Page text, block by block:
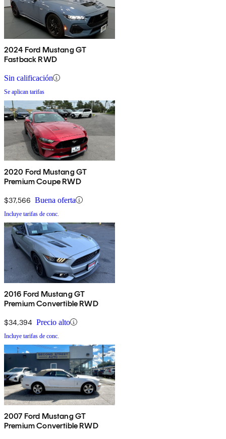
2024 Ford Mustang GT
Fastback RWD
Sin calificación
Se aplican tarifas
2020 Ford Mustang GT
Premium Coupe RWD
$37,566 Buena oferta
Incluye tarifas de conc.
2016 Ford Mustang GT
Premium Convertible RWD
$34,394 Precio alto
Incluye tarifas de conc.
2007 Ford Mustang GT
Premium Convertible RWD